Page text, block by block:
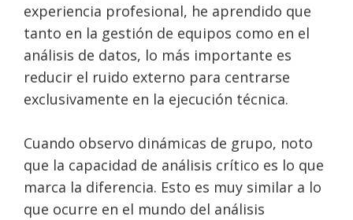
experiencia profesional, he aprendido que
tanto en la gestión de equipos como en el
análisis de datos, lo más importante es
reducir el ruido externo para centrarse
exclusivamente en la ejecución técnica.
Cuando observo dinámicas de grupo, noto
que la capacidad de análisis crítico es lo que
marca la diferencia. Esto es muy similar a lo
que ocurre en el mundo del análisis